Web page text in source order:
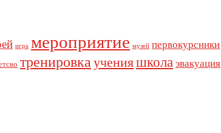
игра мероприятие музей первокурсники
тренировка ученияшкола эвакуация